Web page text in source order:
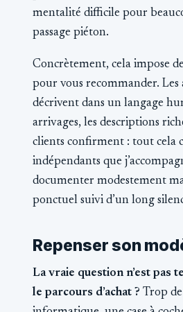
mentalité difficile pour
passage piéton.
Concrètement, cela impose
pour vous recommander.
décrivent dans un langage
arrivages, les descriptions
clients confirment : tout cela
indépendants que
documenter modestement
ponctuel suivi d’un long
Repenser son
La vraie question n’est pas
le parcours d’achat ? Trop